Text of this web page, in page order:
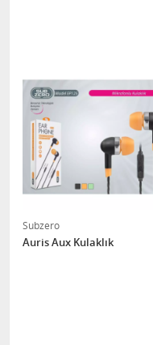
Subzero
Auris Aux Kulaklık